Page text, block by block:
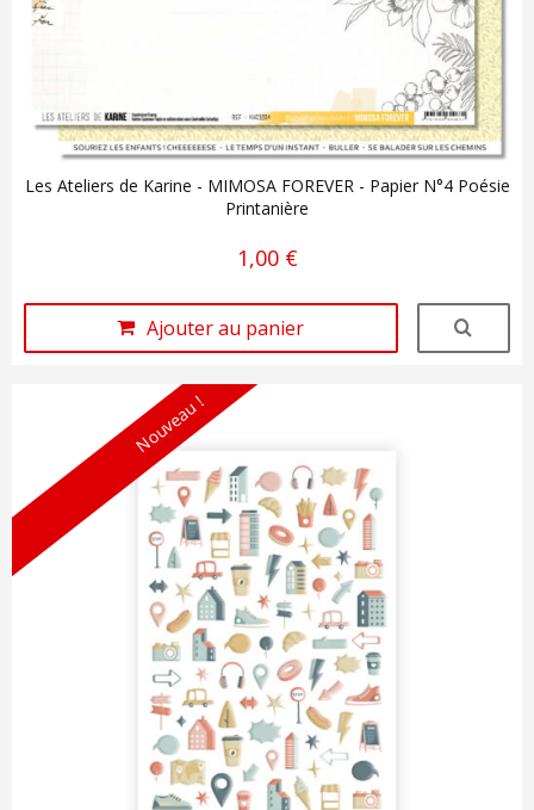
Les Ateliers de Karine - MIMOSA FOREVER - Papier N°4 Poésie
Printanière
1,00 €
Ajouter au panier
Nouveau !